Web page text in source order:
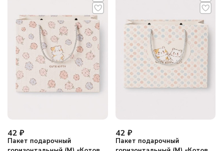
42 ₽
Пакет подарочный
42 ₽
Пакет подарочный